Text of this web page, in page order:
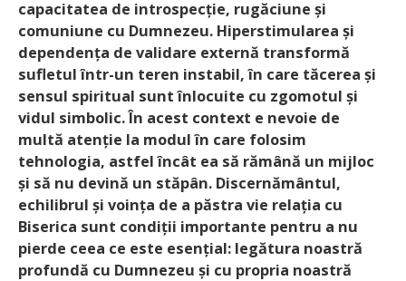
capacitatea de introspecție, rugăciune și
comuniune cu Dumnezeu. Hiperstimularea și
depen­dența de validare externă transformă
sufletul într-un teren instabil, în care tăcerea și
sensul spiritual sunt înlocuite cu zgomotul și
vidul simbolic. În acest context e nevoie de
multă atenție la modul în care folosim
tehnologia, astfel încât ea să rămână un mijloc
și să nu devină un stăpân. Discernământul,
echilibrul și voința de a păstra vie relația cu
Biserica sunt condiții importante pentru a nu
pierde ceea ce este esențial: legătura noastră
profundă cu Dumnezeu și cu propria noastră